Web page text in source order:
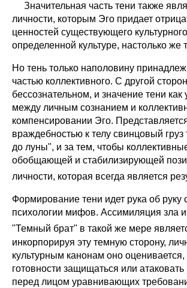
Значительная часть тени также
личности, которым Эго придает
ценностей существующего
определенной культуре, настолько
Но тень только наполовину
частью коллективного. С другой
бессознательном, и значение тени
между личным сознанием и
компенсировании Эго.
враждебностью к телу свинцовый
до луны", и за тем, чтобы
обобщающей и стабилизирующей
личности, которая всегда является
Формирование тени идет рука об
психологии мифов. Ассимиляция зла
"Темный брат" в такой же мере
инкорпорируя эту темную сторону,
культурным канонам оно
готовности защищаться или
перед лицом уравнивающих